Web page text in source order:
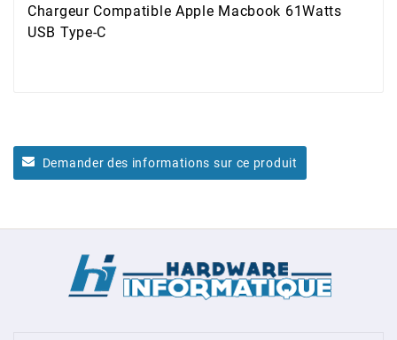
Chargeur Compatible Apple Macbook 61Watts
USB Type-C
Demander des informations sur ce produit